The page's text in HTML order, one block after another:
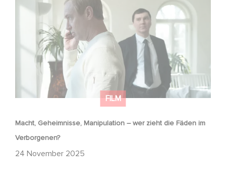
FILM
Macht, Geheimnisse, Manipulation – wer zieht die Fäden im
Verborgenen?
24 November 2025
im Verborgenen?